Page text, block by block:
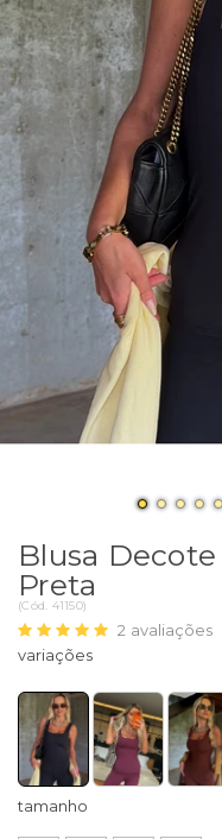
Blusa
Preta
(Cód. 41150)
2 avaliações
tamanho